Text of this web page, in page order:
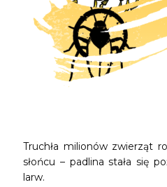
Truchła milionów zwierząt
słońcu – padlina stała się
larw.